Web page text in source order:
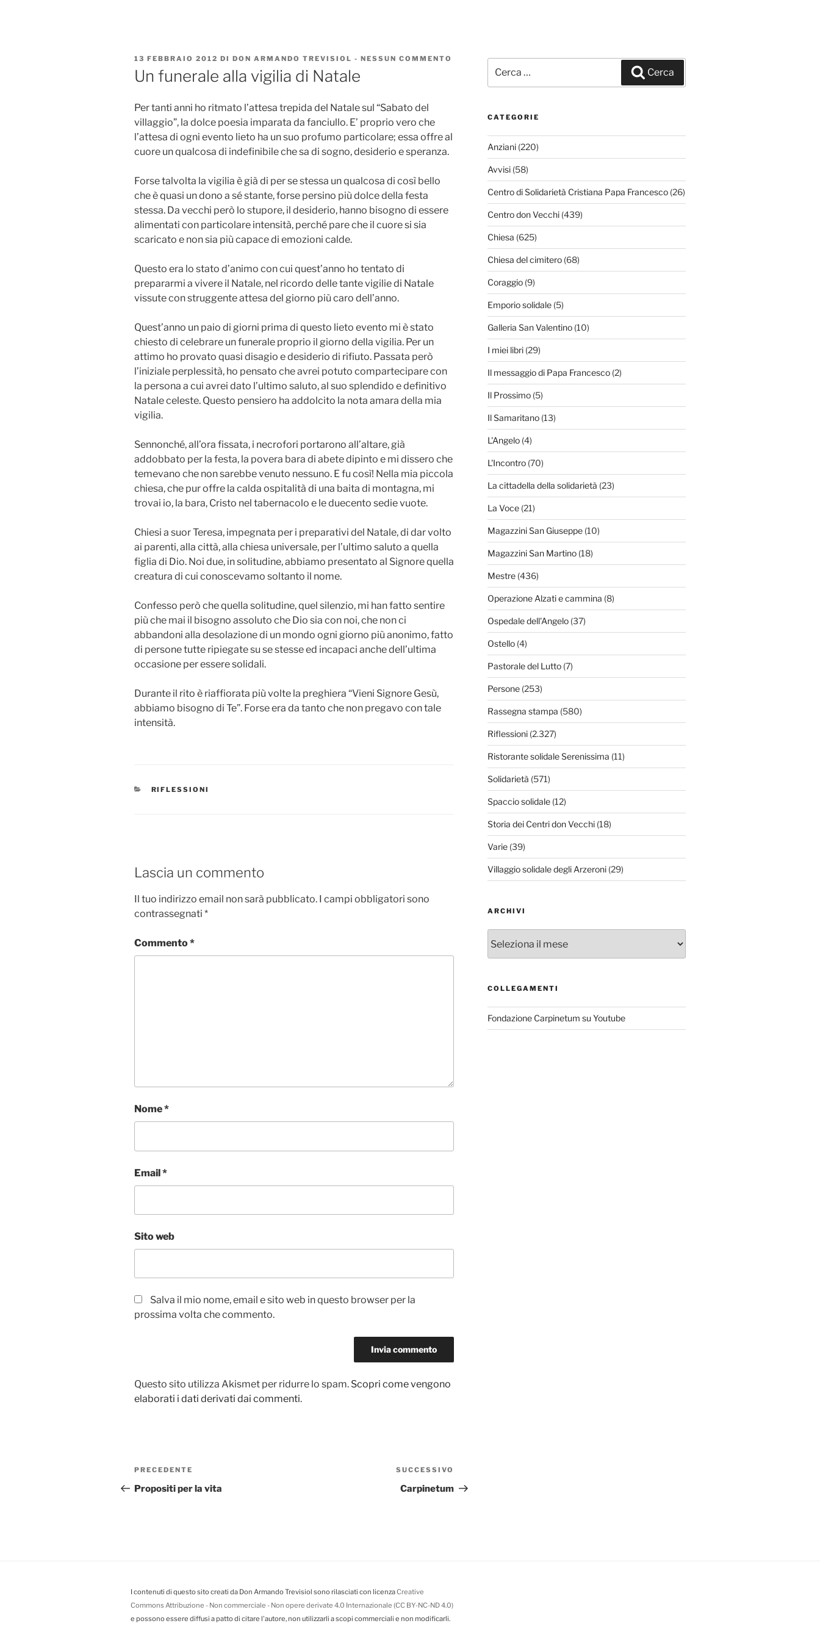
PUBBLICATO
IL
13 FEBBRAIO 2012 DI DON ARMANDO TREVISIOL - NESSUN COMMENTO
FUNERALE
Un funerale alla vigilia di Natale
Per tanti anni ho ritmato l’attesa trepida del Natale sul “Sabato del
villaggio”, la dolce poesia imparata da fanciullo. E’ proprio vero che
l’attesa di ogni evento lieto ha un suo profumo particolare; essa offre al
cuore un qualcosa di indefinibile che sa di sogno, desiderio e speranza.
Forse talvolta la vigilia è già di per se stessa un qualcosa di così bello
che è quasi un dono a sé stante, forse persino più dolce della festa
stessa. Da vecchi però lo stupore, il desiderio, hanno bisogno di essere
alimentati con particolare intensità, perché pare che il cuore si sia
scaricato e non sia più capace di emozioni calde.
Questo era lo stato d’animo con cui quest’anno ho tentato di
prepararmi a vivere il Natale, nel ricordo delle tante vigilie di Natale
vissute con struggente attesa del giorno più caro dell’anno.
Quest’anno un paio di giorni prima di questo lieto evento mi è stato
chiesto di celebrare un funerale proprio il giorno della vigilia. Per un
attimo ho provato quasi disagio e desiderio di rifiuto. Passata però
l’iniziale perplessità, ho pensato che avrei potuto compartecipare con
la persona a cui avrei dato l’ultimo saluto, al suo splendido e definitivo
Natale celeste. Questo pensiero ha addolcito la nota amara della mia
vigilia.
Sennonché, all’ora fissata, i necrofori portarono all’altare, già
addobbato per la festa, la povera bara di abete dipinto e mi dissero che
temevano che non sarebbe venuto nessuno. E fu così! Nella mia piccola
chiesa, che pur offre la calda ospitalità di una baita di montagna, mi
trovai io, la bara, Cristo nel tabernacolo e le duecento sedie vuote.
Chiesi a suor Teresa, impegnata per i preparativi del Natale, di dar volto
ai parenti, alla città, alla chiesa universale, per l’ultimo saluto a quella
figlia di Dio. Noi due, in solitudine, abbiamo presentato al Signore quella
creatura di cui conoscevamo soltanto il nome.
Confesso però che quella solitudine, quel silenzio, mi han fatto sentire
più che mai il bisogno assoluto che Dio sia con noi, che non ci
abbandoni alla desolazione di un mondo ogni giorno più anonimo, fatto
di persone tutte ripiegate su se stesse ed incapaci anche dell’ultima
occasione per essere solidali.
Durante il rito è riaffiorata più volte la preghiera “Vieni Signore Gesù,
abbiamo bisogno di Te”. Forse era da tanto che non pregavo con tale
intensità.
CATEGORIE
RIFLESSIONI
Lascia un commento
Il tuo indirizzo email non sarà pubblicato. I campi obbligatori sono
contrassegnati *
Commento*
Nome*
Email*
Sito web
Salva il mio nome, email e sito web in questo browser per la
prossima volta che commento.
Questo sito utilizza Akismet per ridurre lo spam. Scopri come vengono
elaborati i dati derivati dai commenti.
Navigazione
articoli
Articolo
precedente:
PRECEDENTE
Propositi per la vita
successivo
SUCCESSIVO
Carpinetum
Cerca
CATEGORIE
Anziani(220)
Avvisi(58)
Centro di Solidarietà Cristiana Papa Francesco(26)
Centro don Vecchi(439)
Chiesa (625)
Chiesa del cimitero(68)
Coraggio(9)
Emporio solidale(5)
Galleria San Valentino(10)
I miei libri(29)
Il messaggio di Papa Francesco(2)
Il Prossimo(5)
Il Samaritano(13)
L'Angelo(4)
L'Incontro(70)
La cittadella della solidarietà (23)
La Voce(21)
Magazzini San Giuseppe(10)
Magazzini San Martino(18)
Mestre(436)
Operazione Alzati e cammina (8)
Ospedale dell'Angelo(37)
Ostello(4)
Pastorale del Lutto(7)
Persone(253)
Rassegna stampa (580)
Riflessioni(2.327)
Ristorante solidale Serenissima (11)
Solidarietà (571)
Spaccio solidale(12)
Storia dei Centri don Vecchi(18)
Varie(39)
Villaggio solidale degli Arzeroni(29)
ARCHIVI
COLLEGAMENTI
Fondazione Carpinetum su Youtube
I contenuti di questo sito creati da Don Armando Trevisiol sono rilasciati con licenzaCreative
Commons Attribuzione - Non commerciale - Non opere derivate 4.0 Internazionale (CC BY-NC-ND 4.0)
e possono essere diffusi a patto di citare l'autore, non utilizzarli a scopi commerciali e non modificarli.